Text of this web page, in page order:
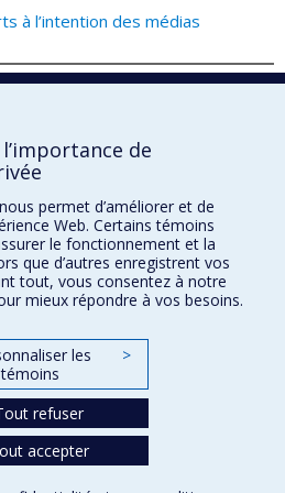
à l’intention des médias
de paysage
de
permet d’améliorer et de
Web. Certains témoins
le fonctionnement et la
que d’autres enregistrent vos
tout, vous consentez à notre
mieux répondre à vos besoins.
les
témoins
>
refuser
accepter